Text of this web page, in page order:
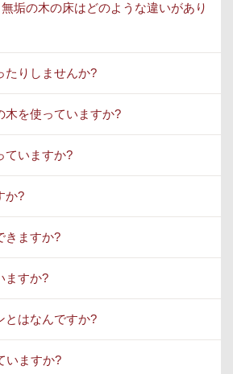
垢の木の床はどのような違いがあり
たりしませんか?
木を使っていますか?
ていますか?
か?
きますか?
ますか?
とはなんですか?
いますか?